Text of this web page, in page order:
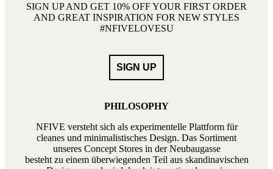
SIGN UP AND GET 10% OFF YOUR FIRST ORDER
AND GREAT INSPIRATION FOR NEW STYLES
#NFIVELOVESU
PHILOSOPHY
NFIVE versteht sich als experimentelle Plattform für
cleanes und minimalistisches Design. Das Sortiment
unseres Concept Stores in der Neubaugasse
besteht zu einem überwiegenden Teil aus skandinavischen